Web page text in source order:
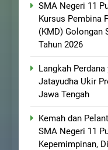
SMA Negeri 11
Kursus Pembina
(KMD) Golongan
Tahun 2026
Langkah
Jatayudha Ukir
Jawa Tengah
Kemah dan
SMA Negeri 11
Kepemimpinan,